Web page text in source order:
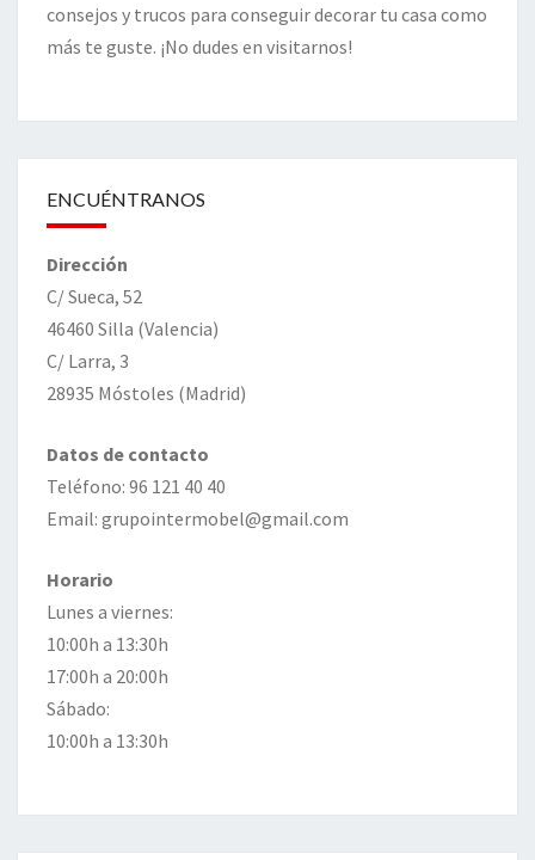
consejos y trucos para conseguir decorar tu casa como
más te guste. ¡No dudes en visitarnos!
ENCUÉNTRANOS
Dirección
C/ Sueca, 52
46460 Silla (Valencia)
C/ Larra, 3
28935 Móstoles (Madrid)
Datos de contacto
Teléfono: 96 121 40 40
Email: grupointermobel@gmail.com
Horario
Lunes a viernes:
10:00h a 13:30h
17:00h a 20:00h
Sábado:
10:00h a 13:30h